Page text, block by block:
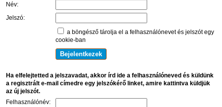
Név:
Jelszó:
a böngésző tárolja el a felhasználónevet és jelszót egy
cookie-ban
Ha elfelejtetted a jelszavadat, akkor írd ide a felhasználóneved és küldünk
a regisztrált e-mail címedre egy jelszókérő linket, amire kattintva küldjük
az új jelszót.
Felhasználónév: